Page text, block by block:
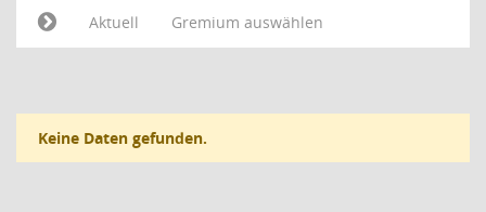
Aktuell
Gremium auswählen
Keine Daten gefunden.